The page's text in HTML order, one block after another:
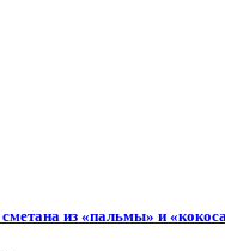
из «пальмы» и